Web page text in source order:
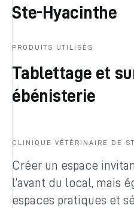
Ste-Hyacinthe
PRODUITS UTILISÉS
Tablettage et
ébénisterie
CLINIQUE VÉTÉRINAIRE DE
Créer un espace
l’avant du local, mais
espaces pratiques et